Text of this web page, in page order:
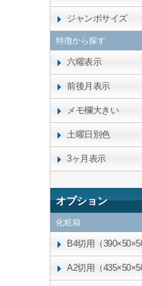
ジャンボサイズ
特徴から探す
六曜表示
前後月表示
メモ欄大きい
土曜日別色
3ヶ月表示
オプション
化粧箱
B4切用（390×50×50
A2切用（435×50×50